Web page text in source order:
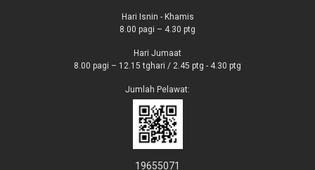
Hari Isnin - Khamis
8.00 pagi – 4.30 ptg
Hari Jumaat
8.00 pagi – 12.15 tghari / 2.45 ptg - 4.30 ptg
Jumlah Pelawat:
19655071